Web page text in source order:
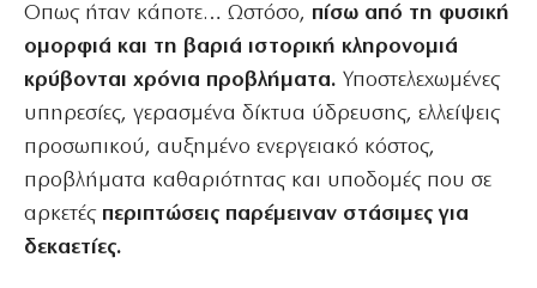
Οπως ήταν κάποτε… Ωστόσο, πίσω από τη φυσική
ομορφιά και τη βαριά ιστορική κληρονομιά
κρύβονται χρόνια προβλήματα. Υποστελεχωμένες
υπηρεσίες, γερασμένα δίκτυα ύδρευσης, ελλείψεις
προσωπικού, αυξημένο ενεργειακό κόστος,
προβλήματα καθαριότητας και υποδομές που σε
αρκετές περιπτώσεις παρέμειναν στάσιμες για
δεκαετίες.